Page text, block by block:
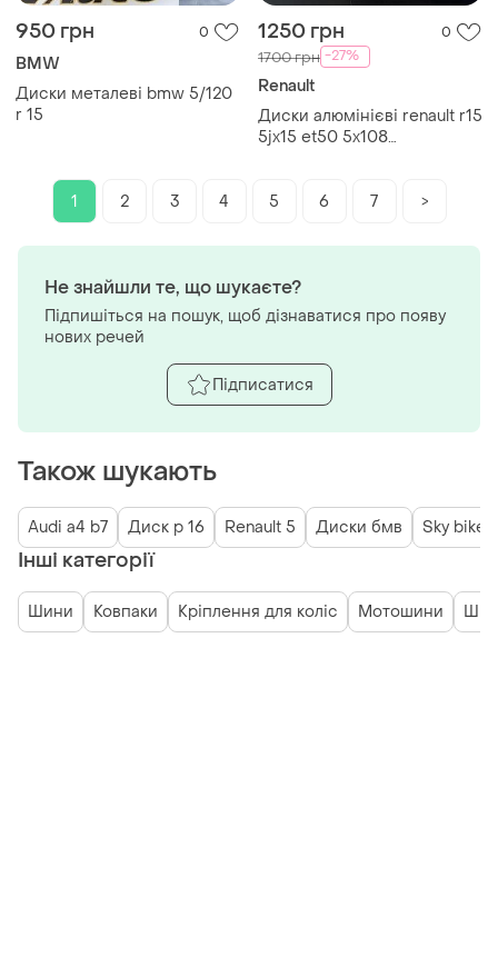
950 грн 0
BMW
Диски металеві bmw 5/120
r 15
1250 грн 0
1700 грн -27%
Renault
Диски алюмінієві renault r15
5jx15 et50 5x108
1 2 3 4 5 6 7 >
Також шукають
Audi a4 b7 Диск р 16 Renault 5 Диски бмв Sky bike
Інші категорії
Шини Ковпаки Кріплення для коліс Мотошини
Не знайшли те, що шукаєте?
Підпишіться на пошук, щоб дізнаватися про появу
нових речей
Підписатися